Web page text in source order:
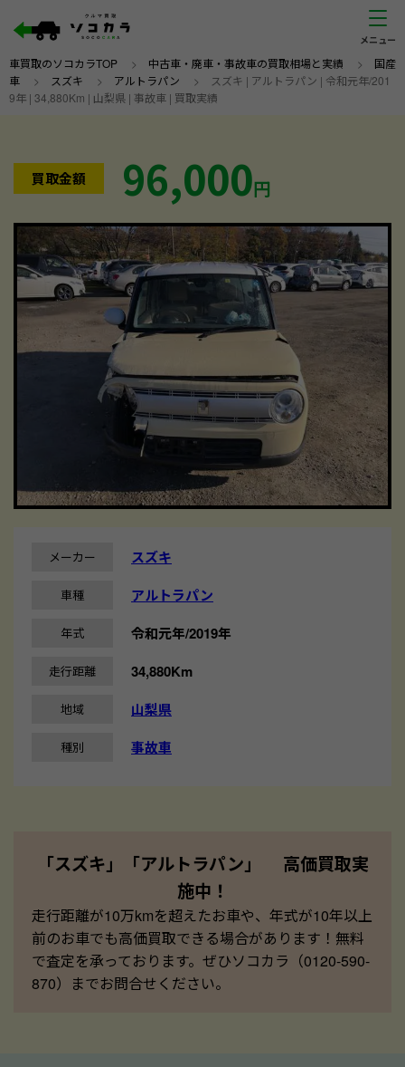
車買取のソコカラTOP > 中古車・廃車・事故車の買取相場と実績 > 国産
車 > スズキ > アルトラパン >
スズキ | アルトラパン | 令和元年/201
9年 | 34,880Km | 山梨県 | 事故車 | 買取実績
買取金額 96,000円
メーカー スズキ
車種 アルトラパン
年式 令和元年/2019年
走行距離 34,880Km
地域 山梨県
種別 事故車
「スズキ」「アルトラパン」 高価買取実
施中！
走行距離が10万kmを超えたお車や、年式が10年以上
前のお車でも高価買取できる場合があります！無料
で査定を承っております。ぜひソコカラ（0120-590-
870）までお問合せください。